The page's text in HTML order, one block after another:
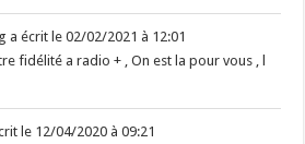
a écrit le 02/02/2021 à 12:01
fidélité a radio + , On est la pour vous , l
le 12/04/2020 à 09:21